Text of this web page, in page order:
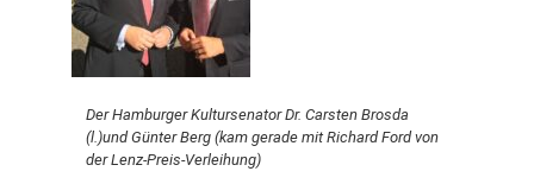
Der Hamburger Kultursenator Dr. Carsten Brosda
(l.)und Günter Berg (kam gerade mit Richard Ford von
der Lenz-Preis-Verleihung)